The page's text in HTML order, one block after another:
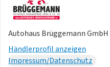
Autohaus Brüggemann GmbH
Händlerprofil anzeigen
Impressum/Datenschutz